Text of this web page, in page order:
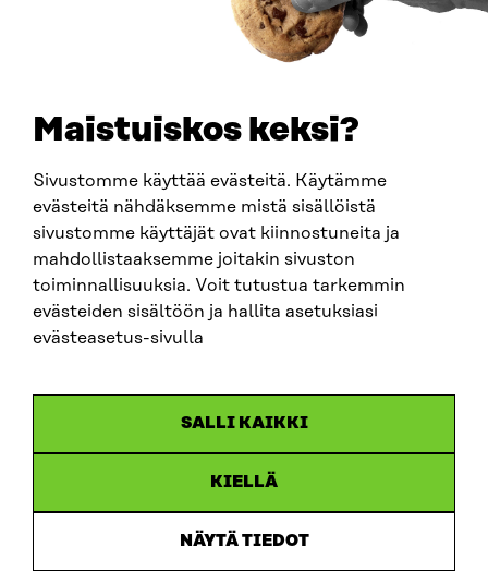
Maistuiskos keksi?
Sivustomme käyttää evästeitä. Käytämme
evästeitä nähdäksemme mistä sisällöistä
sivustomme käyttäjät ovat kiinnostuneita ja
mahdollistaaksemme joitakin sivuston
toiminnallisuuksia. Voit tutustua tarkemmin
evästeiden sisältöön ja hallita asetuksiasi
evästeasetus-sivulla
SALLI KAIKKI
KIELLÄ
NÄYTÄ TIEDOT
SITRA SOSIAALISESSA MEDIASSA
LinkedIn
Instagram
YouTube
Saavutettavuusseloste
Asiakirjajulkisuus